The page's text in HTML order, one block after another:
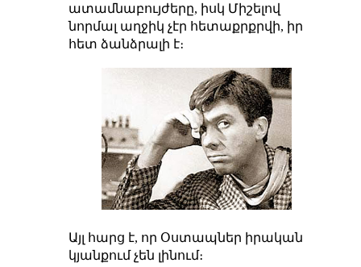
ատամնաբույժերը, իսկ Միշելով
նորմալ աղջիկ չէր հետաքրքրվի, իր
հետ ձանձրալի է։
Այլ հարց է, որ Օստապներ իրական
կյանքում չեն լինում։